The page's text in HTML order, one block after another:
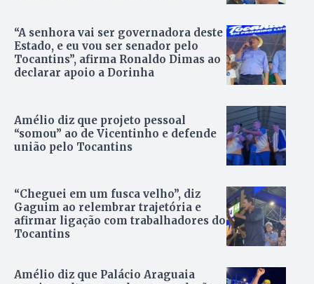
“A senhora vai ser governadora deste
Estado, e eu vou ser senador pelo
Tocantins”, afirma Ronaldo Dimas ao
declarar apoio a Dorinha
Amélio diz que projeto pessoal
“somou” ao de Vicentinho e defende
união pelo Tocantins
“Cheguei em um fusca velho”, diz
Gaguim ao relembrar trajetória e
afirmar ligação com trabalhadores do
Tocantins
Amélio diz que Palácio Araguaia